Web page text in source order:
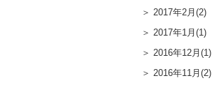
2017年2月(2)
2017年1月(1)
2016年12月(1)
2016年11月(2)